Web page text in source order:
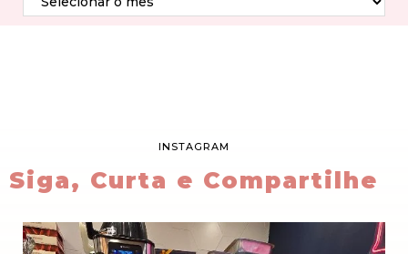
INSTAGRAM
Siga, Curta e Compartilhe